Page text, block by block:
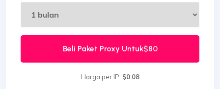
Beli Paket Proxy Untuk$80
Harga per IP: $0.08